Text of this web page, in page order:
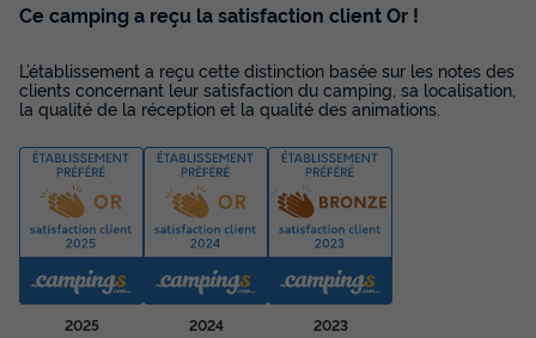
Ce camping a reçu la satisfaction client Or !
L’établissement a reçu cette distinction basée sur les notes des
clients concernant leur satisfaction du camping, sa localisation,
la qualité de la réception et la qualité des animations.
2025 2024 2023